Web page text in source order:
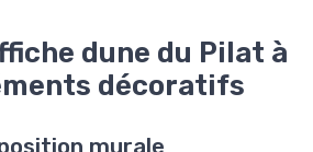
dune du Pilat à
décoratifs